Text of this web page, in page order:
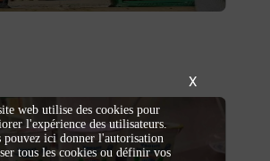
X
web utilise des cookies pour
l'expérience des utilisateurs.
pouvez ici donner l'autorisation
tous les cookies ou définir vos